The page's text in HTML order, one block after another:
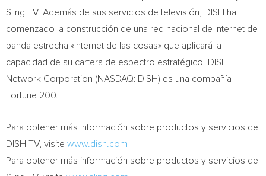
Sling TV. Además de sus servicios de televisión, DISH ha
comenzado la construcción de una red nacional de Internet de
banda estrecha «Internet de las cosas» que aplicará la
capacidad de su cartera de espectro estratégico. DISH
Network Corporation (NASDAQ: DISH) es una compañía
Fortune 200.
Para obtener más información sobre productos y servicios de
DISH TV, visite www.dish.com
Para obtener más información sobre productos y servicios de